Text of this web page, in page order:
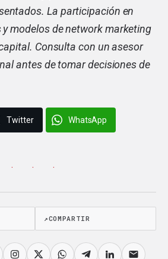
La participación en
modelos de network marketing
Consulta con un asesor
antes de tomar decisiones de
Twitter WhatsApp
· · ·
↗COMPARTIR